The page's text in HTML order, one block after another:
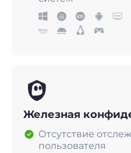
Железная
Отсутствие
пользователя